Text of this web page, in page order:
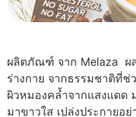
ผลิตภัณฑ์ จาก Melaza ผ
ร่างกาย จากธรรมชาติที่
ผิวหมองคล้ำจากแสงแดด
มาขาวใส เปล่งประกายอ